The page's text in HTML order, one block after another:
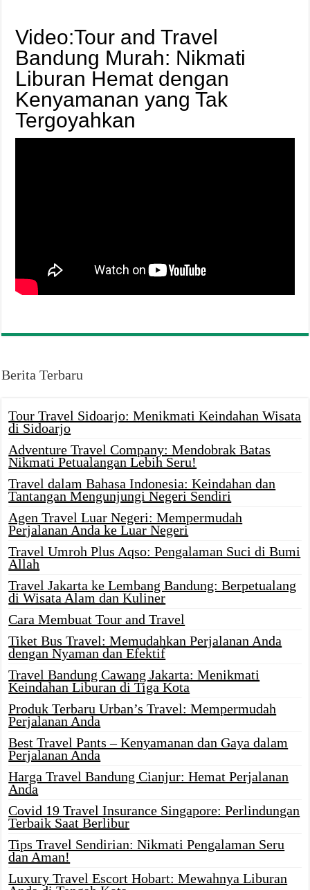
Video:Tour and Travel
Bandung Murah: Nikmati
Liburan Hemat dengan
Kenyamanan yang Tak
Tergoyahkan
Berita Terbaru
Tour Travel Sidoarjo: Menikmati Keindahan Wisata
di Sidoarjo
Adventure Travel Company: Mendobrak Batas
Nikmati Petualangan Lebih Seru!
Travel dalam Bahasa Indonesia: Keindahan dan
Tantangan Mengunjungi Negeri Sendiri
Agen Travel Luar Negeri: Mempermudah
Perjalanan Anda ke Luar Negeri
Travel Umroh Plus Aqso: Pengalaman Suci di Bumi
Allah
Travel Jakarta ke Lembang Bandung: Berpetualang
di Wisata Alam dan Kuliner
Cara Membuat Tour and Travel
Tiket Bus Travel: Memudahkan Perjalanan Anda
dengan Nyaman dan Efektif
Travel Bandung Cawang Jakarta: Menikmati
Keindahan Liburan di Tiga Kota
Produk Terbaru Urban’s Travel: Mempermudah
Perjalanan Anda
Best Travel Pants – Kenyamanan dan Gaya dalam
Perjalanan Anda
Harga Travel Bandung Cianjur: Hemat Perjalanan
Anda
Covid 19 Travel Insurance Singapore: Perlindungan
Terbaik Saat Berlibur
Tips Travel Sendirian: Nikmati Pengalaman Seru
dan Aman!
Luxury Travel Escort Hobart: Mewahnya Liburan